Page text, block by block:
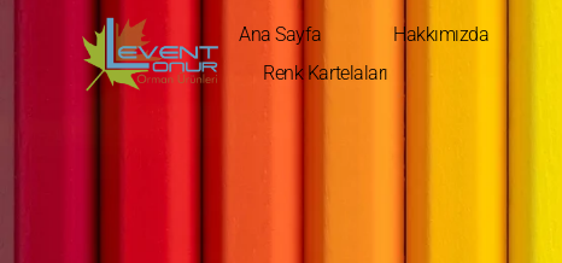
Ana Sayfa Hakkımızda
Renk Kartelaları